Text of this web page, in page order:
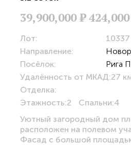
39,900,000Р
Лот:
10337
Направление:
Посёлок:
Рига
Удалённость от МКАД:27
Отделка:
Этажность:2 Спальни:4
Уютный загородный дом
расположен на полевом
Фасад с большой